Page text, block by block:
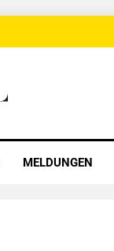
MELDUNGEN